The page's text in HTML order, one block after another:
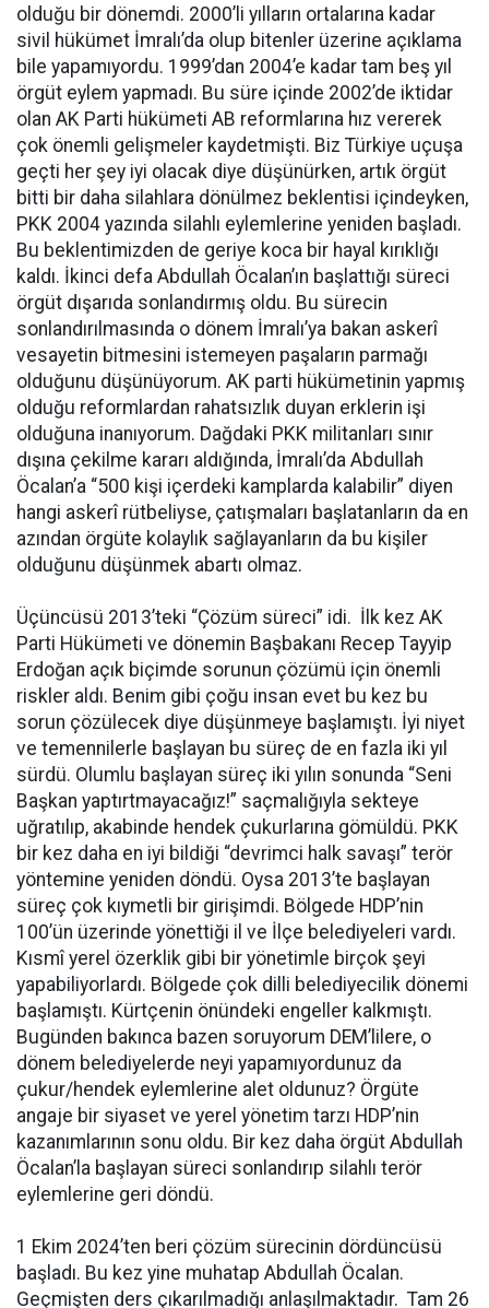
olduğu bir dönemdi. 2000’li yılların ortalarına kadar
sivil hükümet İmralı’da olup bitenler üzerine açıklama
bile yapamıyordu. 1999’dan 2004’e kadar tam beş yıl
örgüt eylem yapmadı. Bu süre içinde 2002’de iktidar
olan AK Parti hükümeti AB reformlarına hız vererek
çok önemli gelişmeler kaydetmişti. Biz Türkiye uçuşa
geçti her şey iyi olacak diye düşünürken, artık örgüt
bitti bir daha silahlara dönülmez beklentisi içindeyken,
PKK 2004 yazında silahlı eylemlerine yeniden başladı.
Bu beklentimizden de geriye koca bir hayal kırıklığı
kaldı. İkinci defa Abdullah Öcalan’ın başlattığı süreci
örgüt dışarıda sonlandırmış oldu. Bu sürecin
sonlandırılmasında o dönem İmralı’ya bakan askerî
vesayetin bitmesini istemeyen paşaların parmağı
olduğunu düşünüyorum. AK parti hükümetinin yapmış
olduğu reformlardan rahatsızlık duyan erklerin işi
olduğuna inanıyorum. Dağdaki PKK militanları sınır
dışına çekilme kararı aldığında, İmralı’da Abdullah
Öcalan’a “500 kişi içerdeki kamplarda kalabilir” diyen
hangi askerî rütbeliyse, çatışmaları başlatanların da en
azından örgüte kolaylık sağlayanların da bu kişiler
olduğunu düşünmek abartı olmaz.
Üçüncüsü 2013’teki “Çözüm süreci” idi. İlk kez AK
Parti Hükümeti ve dönemin Başbakanı Recep Tayyip
Erdoğan açık biçimde sorunun çözümü için önemli
riskler aldı. Benim gibi çoğu insan evet bu kez bu
sorun çözülecek diye düşünmeye başlamıştı. İyi niyet
ve temennilerle başlayan bu süreç de en fazla iki yıl
sürdü. Olumlu başlayan süreç iki yılın sonunda “Seni
Başkan yaptırtmayacağız!” saçmalığıyla sekteye
uğratılıp, akabinde hendek çukurlarına gömüldü. PKK
bir kez daha en iyi bildiği “devrimci halk savaşı” terör
yöntemine yeniden döndü. Oysa 2013’te başlayan
süreç çok kıymetli bir girişimdi. Bölgede HDP’nin
100’ün üzerinde yönettiği il ve İlçe belediyeleri vardı.
Kısmî yerel özerklik gibi bir yönetimle birçok şeyi
yapabiliyorlardı. Bölgede çok dilli belediyecilik dönemi
başlamıştı. Kürtçenin önündeki engeller kalkmıştı.
Bugünden bakınca bazen soruyorum DEM’lilere, o
dönem belediyelerde neyi yapamıyordunuz da
çukur/hendek eylemlerine alet oldunuz? Örgüte
angaje bir siyaset ve yerel yönetim tarzı HDP’nin
kazanımlarının sonu oldu. Bir kez daha örgüt Abdullah
Öcalan’la başlayan süreci sonlandırıp silahlı terör
eylemlerine geri döndü.
1 Ekim 2024’ten beri çözüm sürecinin dördüncüsü
başladı. Bu kez yine muhatap Abdullah Öcalan.
Geçmişten ders çıkarılmadığı anlaşılmaktadır. Tam 26